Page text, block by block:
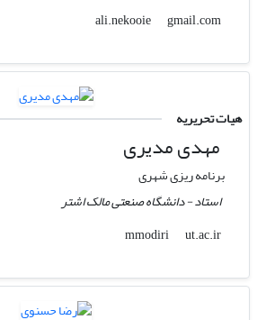
ali.nekooie
gmail.com
هیات تحریریه
مهدی مدیری
برنامه ریزی شهری
استاد - دانشگاه صنعتی مالک اشتر
mmodiri
ut.ac.ir